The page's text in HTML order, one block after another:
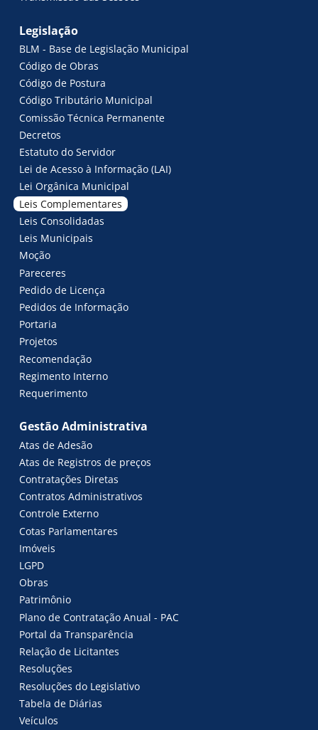
Legislação
BLM - Base de Legislação Municipal
Código de Obras
Código de Postura
Código Tributário Municipal
Comissão Técnica Permanente
Decretos
Estatuto do Servidor
Lei de Acesso à Informação (LAI)
Lei Orgânica Municipal
Leis Complementares
Leis Consolidadas
Leis Municipais
Moção
Pareceres
Pedido de Licença
Pedidos de Informação
Portaria
Projetos
Recomendação
Regimento Interno
Requerimento
Gestão Administrativa
Atas de Adesão
Atas de Registros de preços
Contratações Diretas
Contratos Administrativos
Controle Externo
Cotas Parlamentares
Imóveis
LGPD
Obras
Patrimônio
Plano de Contratação Anual - PAC
Portal da Transparência
Relação de Licitantes
Resoluções
Resoluções do Legislativo
Tabela de Diárias
Veículos